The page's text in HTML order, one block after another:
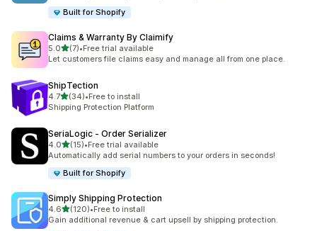
Built for Shopify
Claims & Warranty By Claimify
5.05つ星中
(7)
合計レビュー数：7件
•Free trial available
Let customers file claims easy and manage all from one place.
ShipTection
4.75つ星中
(34)
合計レビュー数：34件
•Free to install
Shipping Protection Platform
SeriaLogic ‑ Order Serializer
4.05つ星中
(15)
合計レビュー数：15件
•Free trial available
Automatically add serial numbers to your orders in seconds!
Built for Shopify
Simply Shipping Protection
4.65つ星中
(120)
合計レビュー数：120件
•Free to install
Gain additional revenue & cart upsell by shipping protection.